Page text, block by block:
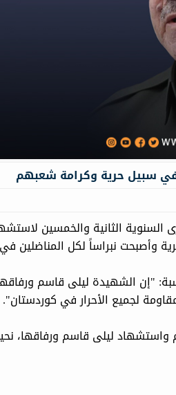
في سبيل حرية وكرامة شعبهم
بارزاني، اليوم الثلاثاء 12 أیار 2026، الذكرى السنوية الثانية
وأصبحت نبراساً لكل المناضلين
"إن الشهيدة ليلى قاسم
لجميع الأحرار في كوردستان".
واستشهاد ليلى قاسم ورفاقها،